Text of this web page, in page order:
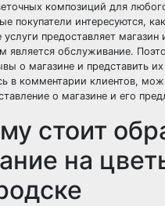
композиций для
покупатели интересуются,
услуги предоставляет магазин
является обслуживание.
о магазине и представить
в комментарии клиентов,
о магазине и его
стоит
на